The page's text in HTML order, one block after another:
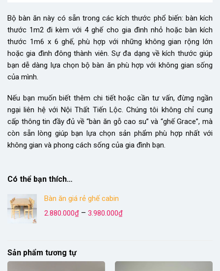
Bộ bàn ăn này có sẵn trong các kích thước phổ biến: bàn kích
thước 1m2 đi kèm với 4 ghế cho gia đình nhỏ hoặc bàn kích
thước 1m6 x 6 ghế, phù hợp với những không gian rộng lớn
hoặc gia đình đông thành viên. Sự đa dạng về kích thước giúp
bạn dễ dàng lựa chọn bộ bàn ăn phù hợp với không gian sống
của mình.
Nếu bạn muốn biết thêm chi tiết hoặc cần tư vấn, đừng ngần
ngại liên hệ với Nội Thất Tiến Lộc. Chúng tôi không chỉ cung
cấp thông tin đầy đủ về “bàn ăn gỗ cao su” và “ghế Grace”, mà
còn sẵn lòng giúp bạn lựa chọn sản phẩm phù hợp nhất với
không gian và phong cách sống của gia đình bạn.
Có thể bạn thích…
Bàn ăn giá rẻ ghế cabin
2.880.000₫ – 3.980.000₫Khoảng
3.980.000₫
Sản phẩm tương tự